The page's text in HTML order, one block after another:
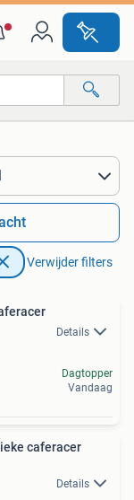
Verwijder filters
Details
Dagtopper
Vandaag
caferacer
Details